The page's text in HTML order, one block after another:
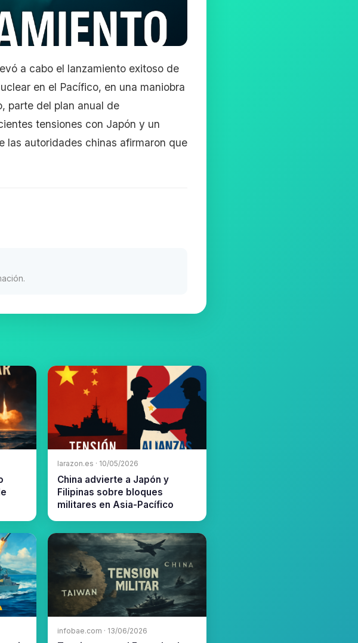
a cabo el lanzamiento exitoso de
en el Pacífico, en una maniobra
parte del plan anual de
tensiones con Japón y un
las autoridades chinas afirmaron que
larazon.es · 10/05/2026
China advierte a Japón y
Filipinas sobre bloques
militares en Asia-Pacífico
infobae.com · 13/06/2026